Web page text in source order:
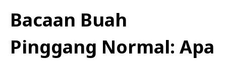
Bacaan Buah
Pinggang Normal: Apa